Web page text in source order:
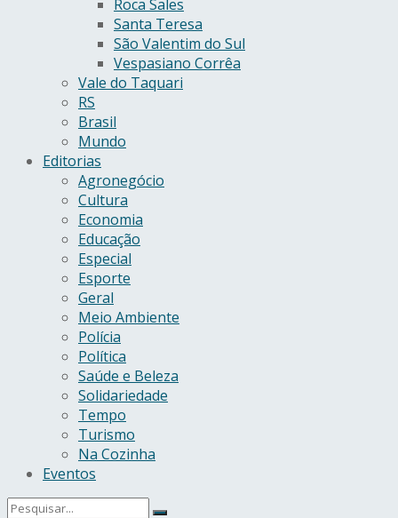
Roca Sales
Santa Teresa
São Valentim do Sul
Vespasiano Corrêa
Vale do Taquari
RS
Brasil
Mundo
Editorias
Agronegócio
Cultura
Economia
Educação
Especial
Esporte
Geral
Meio Ambiente
Polícia
Política
Saúde e Beleza
Solidariedade
Tempo
Turismo
Na Cozinha
Eventos